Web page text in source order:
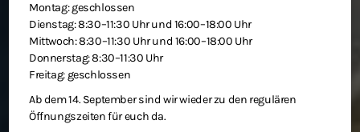
Montag: geschlossen
Dienstag: 8:30–11:30 Uhr und 16:00–18:00 Uhr
Mittwoch: 8:30–11:30 Uhr und 16:00–18:00 Uhr
Donnerstag: 8:30–11:30 Uhr
Freitag: geschlossen
Ab dem 14. September sind wir wieder zu den regulären
Öffnungszeiten für euch da.